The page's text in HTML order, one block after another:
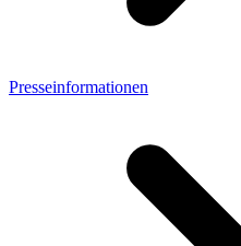
Presseinformationen